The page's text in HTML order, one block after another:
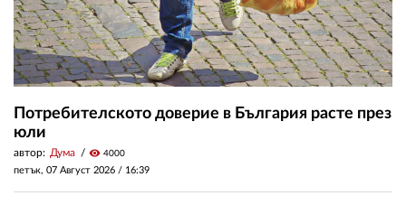
Потребителското доверие в България расте през
юли
автор: Дума visibility 4000
петък, 07 Август 2026 / 16:39